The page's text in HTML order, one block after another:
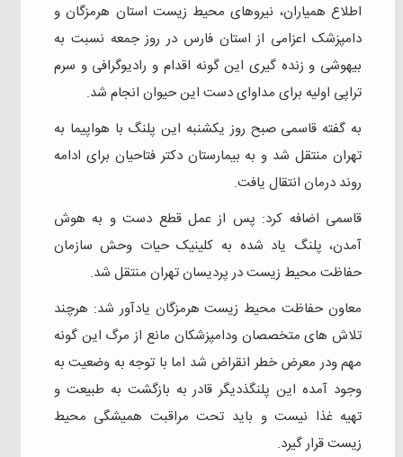
اطلاع همیاران، نیروهای محیط زیست استان هرمزگان و
دامپزشک اعزامی از استان فارس در روز جمعه نسبت به
بیهوشی و زنده گیری این گونه اقدام و رادیوگرافی و سرم
تراپی اولیه برای مداوای دست این حیوان انجام شد.
به گفته قاسمی صبح روز یکشنبه این پلنگ با هواپیما به
تهران منتقل شد و به بیمارستان دکتر فتاحیان برای ادامه
روند درمان انتقال یافت.
قاسمی اضافه کرد: پس از عمل قطع دست و به هوش
آمدن، پلنگ یاد شده به کلینیک حیات وحش سازمان
حفاظت محیط زیست در پردیسان تهران منتقل شد.
معاون حفاظت محیط زیست هرمزگان یادآور شد: هرچند
تلاش های متخصصان و‌دامپزشکان مانع از مرگ این گونه
مهم و‌در معرض خطر انقراض شد اما با توجه به وضعیت به
وجود آمده این پلنگذدیگر قادر به بازگشت به طبیعت و
تهیه غذا نیست و باید تحت مراقبت همیشگی محیط
زیست قرار گیرد.